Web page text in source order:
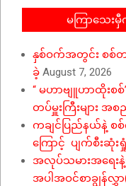
မကြာသေး
နှစ်ဝက်အတွင်း စစ်
ခဲ့ August 7, 2026
“ မဟာဗျူဟာထိုးစ
တပ်မှူးကြီးများ အ
ကချင်ပြည်နယ်နဲ့ စ
ကြောင့် ပျက်စီးဆုံးရှုံ
အလုပ်သမားအရေး
အပါအဝင်စာချွန်လွှ